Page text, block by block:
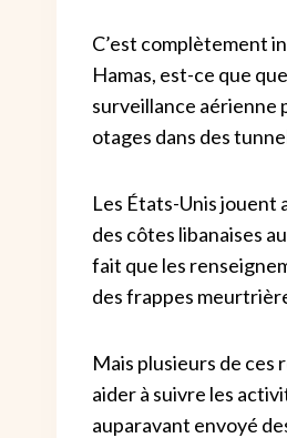
C’est complètement
Hamas, est-ce que
surveillance aérienne
otages dans des
Les États-Unis jouent
des côtes libanaises
fait que les
des frappes
Mais plusieurs de
aider à suivre les
auparavant envoyé